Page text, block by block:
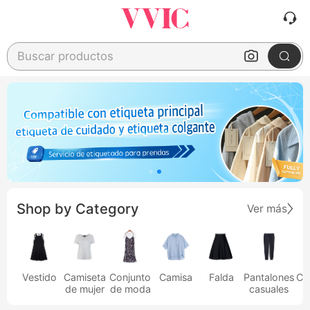
Buscar productos
Shop by Category Ver más
Vestido
Camiseta
de mujer
Conjunto
de moda
Camisa Falda
Pantalones
casuales